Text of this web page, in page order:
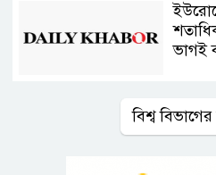
ভাগই
বিশ্ব